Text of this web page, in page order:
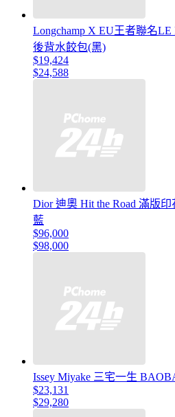
Longchamp X EU王者聯名
後背水餃包(黑)
$19,424
$24,588
Dior 迪奧 Hit the Road 滿版
藍
$96,000
$98,000
Issey Miyake 三宅一生
$23,131
$29,280